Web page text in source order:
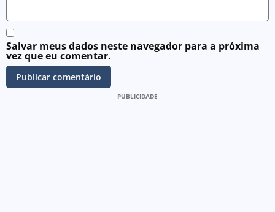
Salvar meus dados neste navegador para a próxima
vez que eu comentar.
PUBLICIDADE